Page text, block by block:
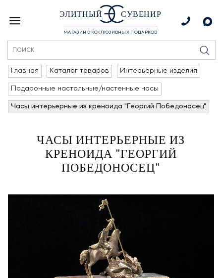
ЭЛИТНЫЙ СУВЕНИР
МАГАЗИН ЭКСКЛЮЗИВНЫХ ПОДАРКОВ
Главная Каталог товаров Интерьерные изделия
Подарочные настольные/настенные часы
Часы интерьерные из креноида "Георгий Победоносец"
ЧАСЫ ИНТЕРЬЕРНЫЕ ИЗ
КРЕНОИДА "ГЕОРГИЙ
ПОБЕДОНОСЕЦ"